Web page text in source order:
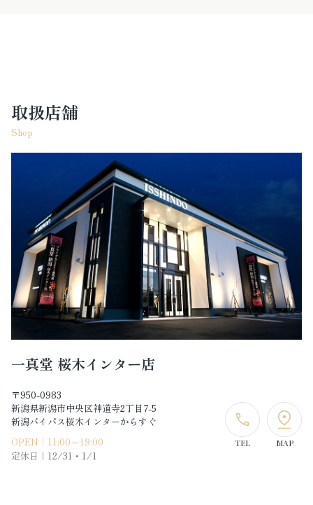
取扱店舗
Shop
一真堂 桜木インター店
〒950-0983
新潟県新潟市中央区神道寺2丁目7-5
新潟バイパス桜木インターからすぐ
OPEN｜11:00～19:00
定休日｜ 12/31・1/1
TEL MAP